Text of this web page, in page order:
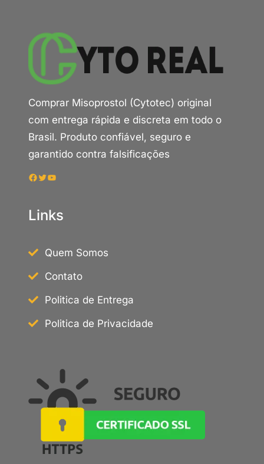
Comprar Misoprostol (Cytotec) original
com entrega rápida e discreta em todo o
Brasil. Produto confiável, seguro e
garantido contra falsificações
Facebook Twitter Youtube
Links
Quem Somos
Contato
Politica de Entrega
Politica de Privacidade